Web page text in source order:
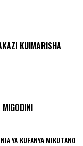
KUIMARISHA
YA KUFANYA MIKUTANO